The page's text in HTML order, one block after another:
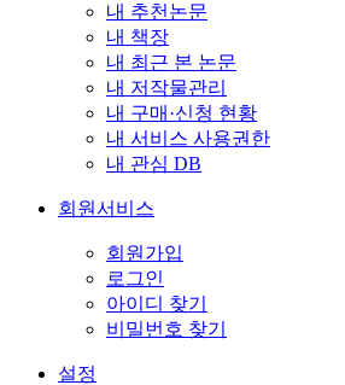
내 추천논문
내 책장
내 최근 본 논문
내 저작물관리
내 구매·신청 현황
내 서비스 사용권한
내 관심 DB
회원서비스
회원가입
로그인
아이디 찾기
비밀번호 찾기
설정